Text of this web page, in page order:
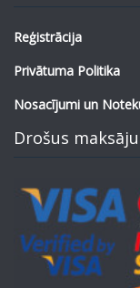
Reģistrācija
Privātuma Politika
Nosacījumi un
Drošus